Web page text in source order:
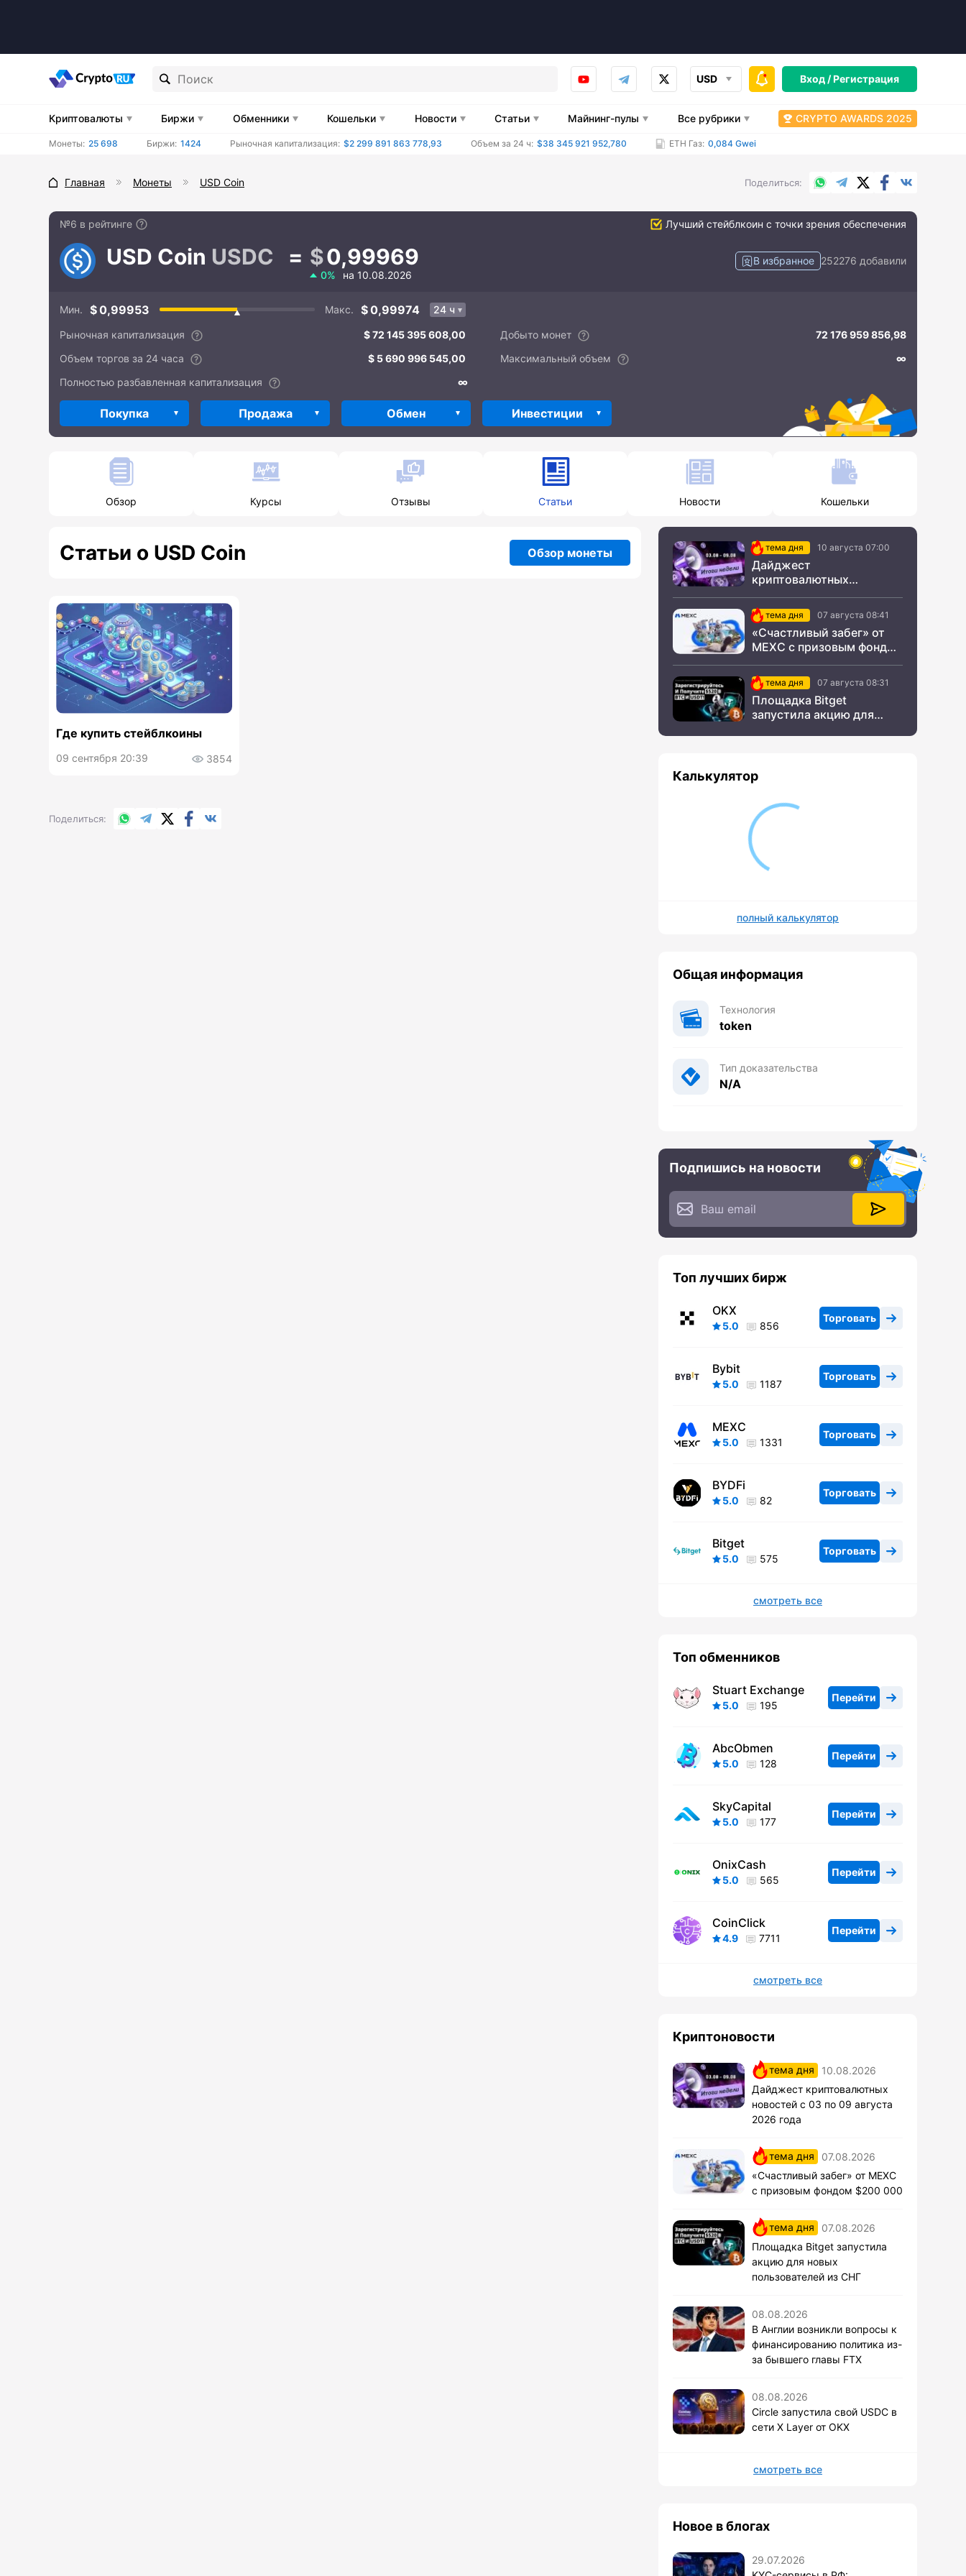
USD Вход /Регистрация
Криптовалюты Биржи Обменники Кошельки Новости Статьи Майнинг-пулы Все рубрики CRYPTO AWARDS 2025
Монеты: 25 698 Биржи: 1424 Рыночная капитализация: $2 299 891 863 778,93 Объем за 24 ч: $38 345 921 952,780 ETH Газ: 0,084 Gwei
Главная Монеты USD Coin Поделиться WhatsApp
TelegramX.comFacebook
№6 в рейтинге Лучший стейблкоин с точки зрения обеспечения
USD Coin USDC 0,99969
0% на 10.08.2026
В избранное 252276 добавили
Мин. 0,99953 Макс. 0,99974 24 ч
Рыночная капитализация
72 145 395 608,00
Объем торгов за 24 часа
5 690 996 545,00
Полностью разбавленная капитализация
∞
Добыто монет
72 176 959 856,98
Максимальный объем
∞
Покупка Продажа Обмен Инвестиции
Обзор Курсы Отзывы Статьи Новости Кошельки
Статьи о USD Coin Обзор монеты
Где купить стейблкоины
09 сентября 20:39 3854
Поделиться WhatsApp
TelegramX.comFacebook
тема дня 10 августа 07:00
Дайджест
криптовалютных
новостей с 03 по 09
августа 2026 года
тема дня 07 августа 08:41
«Счастливый забег» от
MEXC с призовым фондом
$200 000
тема дня 07 августа 08:31
Площадка Bitget
запустила акцию для
Калькулятор
полный калькулятор
Общая информация
Технология
token
Тип доказательства
N/A
Подпишись на новости
Топ лучших бирж
OKX
5.0 856
Торговать
Bybit
5.0 1187
Торговать
MEXC
5.0 1331
Торговать
BYDFi
5.0 82
Торговать
Bitget
5.0 575
Торговать
смотреть все
Топ обменников
Stuart Exchange
5.0 195
Перейти
AbcObmen
5.0 128
Перейти
SkyCapital
5.0 177
Перейти
OnixCash
5.0 565
Перейти
CoinClick
4.9 7711
Перейти
смотреть все
Криптоновости
тема дня
10.08.2026
Дайджест криптовалютных
новостей с 03 по 09 августа
2026 года
тема дня
07.08.2026
«Счастливый забег» от MEXC
с призовым фондом $200 000
тема дня
07.08.2026
Площадка Bitget запустила
акцию для новых
пользователей из СНГ
08.08.2026
В Англии возникли вопросы к
финансированию политика из-
за бывшего главы FTX
08.08.2026
Circle запустила свой USDC в
сети X Layer от OKX
смотреть все
Новое в блогах
29.07.2026